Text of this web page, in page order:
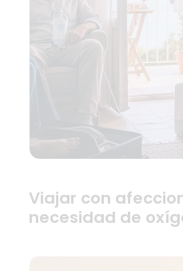
Viajar con
necesidad de